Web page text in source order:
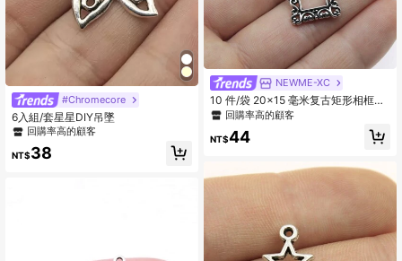
#Chromecore
6入組/套星星DIY吊墜
回購率高的顧客
NT$38
NEWME-XC
10 件/袋 20x15 毫米复古矩形相框吊
坠适用于 DIY 珠宝制作配件珠宝配件
艺品
回購率高的顧客
NT$44